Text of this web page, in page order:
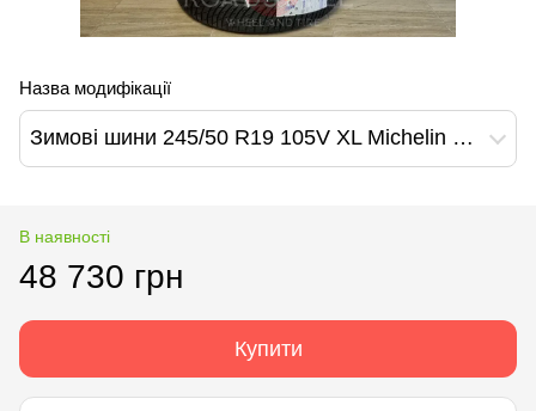
Назва модифікації
Зимові шини 245/50 R19 105V XL Michelin Pilot Alpin 5 SUV *
В наявності
48 730 грн
Купити